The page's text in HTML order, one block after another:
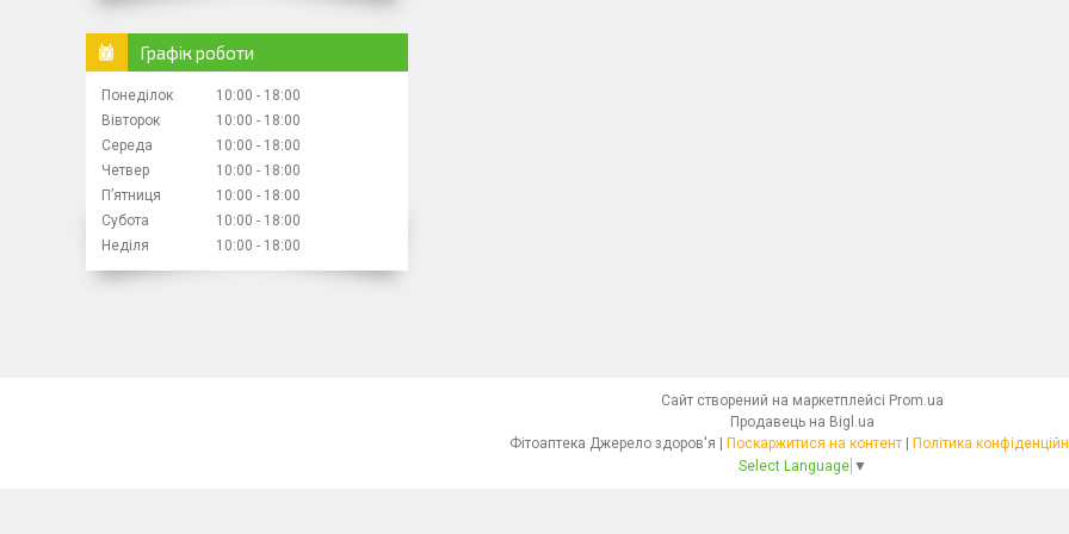
Графік роботи
Понеділок 10:00
18:00
Вівторок
10:00
18:00
Середа
10:00
18:00
Четвер
10:00
18:00
Пʼятниця
10:00
18:00
Субота
10:00
18:00
Неділя
10:00 18:00
Сайт створений на маркетплейсі Prom.ua
Продавець на Bigl.ua
Поскаржитися на контент
Політика
Select Language ▼